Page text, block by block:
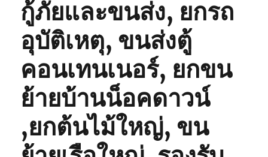
กู้ภัยและขนส่ง, ยกรถ
อุบัติเหตุ, ขนส่งตู้
คอนเทนเนอร์, ยกขน
ย้ายบ้านน็อคดาวน์
,ยกต้นไม้ใหญ่, ขน